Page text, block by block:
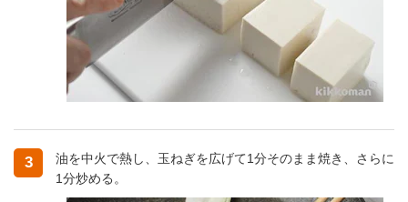
3
油を中火で熱し、玉ねぎを広げて1分そのまま焼き、さらに
1分炒める。